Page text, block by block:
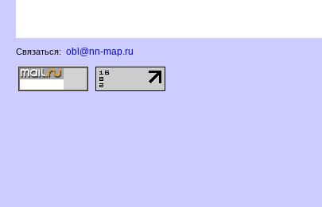
Связаться: obl@nn-map.ru